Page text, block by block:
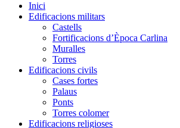
Inici
Edificacions militars
Castells
Fortificacions d’Època Carlina
Muralles
Torres
Edificacions civils
Cases fortes
Palaus
Ponts
Torres colomer
Edificacions religioses